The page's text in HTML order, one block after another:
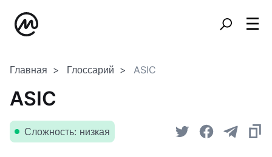
Главная Глоссарий ASIC
ASIC
Сложность: низкая